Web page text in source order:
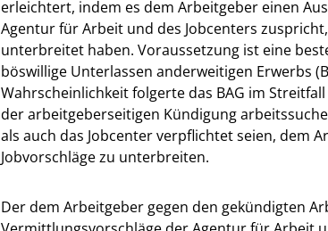
erleichtert, indem es dem Arbeitgeber einen
Agentur für Arbeit und des Jobcenters
unterbreitet haben. Voraussetzung ist eine
böswillige Unterlassen anderweitigen Erwerbs
Wahrscheinlichkeit folgerte das BAG im
der arbeitgeberseitigen Kündigung
als auch das Jobcenter verpflichtet seien, dem
Jobvorschläge zu unterbreiten.
Der dem Arbeitgeber gegen den gekündigten